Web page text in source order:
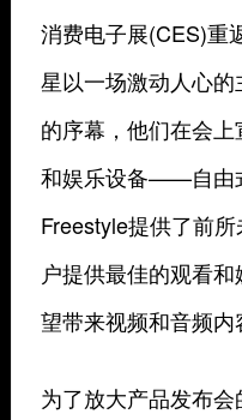
消费电子展(CES)重
星以一场激动人心
的序幕，他们在会
和娱乐设备——自由
Freestyle提供了前
户提供最佳的观看
望带来视频和音频内
为了放大产品发布